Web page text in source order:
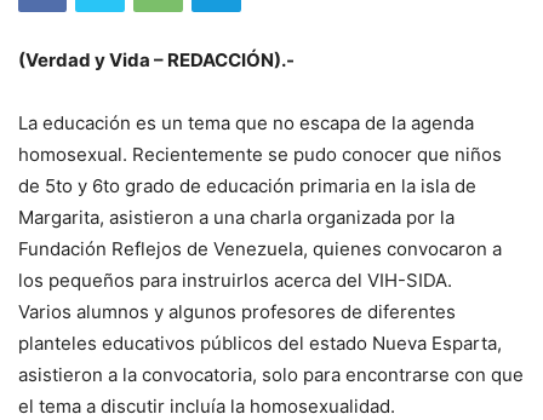
(Verdad y Vida – REDACCIÓN).-
La educación es un tema que no escapa de la agenda
homosexual. Recientemente se pudo conocer que niños
de 5to y 6to grado de educación primaria en la isla de
Margarita, asistieron a una charla organizada por la
Fundación Reflejos de Venezuela, quienes convocaron a
los pequeños para instruirlos acerca del VIH-SIDA.
Varios alumnos y algunos profesores de diferentes
planteles educativos públicos del estado Nueva Esparta,
asistieron a la convocatoria, solo para encontrarse con que
el tema a discutir incluía la homosexualidad.